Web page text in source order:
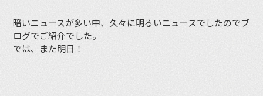
暗いニュースが多い中、久々に明るいニュースでしたのでブ
ログでご紹介でした。
では、また明日！